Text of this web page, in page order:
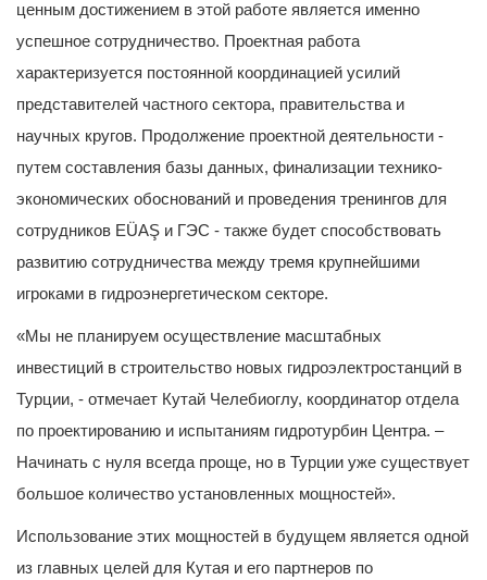
ценным достижением в этой работе является именно
успешное сотрудничество. Проектная работа
характеризуется постоянной координацией усилий
представителей частного сектора, правительства и
научных кругов. Продолжение проектной деятельности -
путем составления базы данных, финализации технико-
экономических обоснований и проведения тренингов для
сотрудников EÜAŞ и ГЭС - также будет способствовать
развитию сотрудничества между тремя крупнейшими
игроками в гидроэнергетическом секторе.
«Мы не планируем осуществление масштабных
инвестиций в строительство новых гидроэлектростанций в
Турции, - отмечает Кутай Челебиоглу, координатор отдела
по проектированию и испытаниям гидротурбин Центра. –
Начинать с нуля всегда проще, но в Турции уже существует
большое количество установленных мощностей».
Использование этих мощностей в будущем является одной
из главных целей для Кутая и его партнеров по